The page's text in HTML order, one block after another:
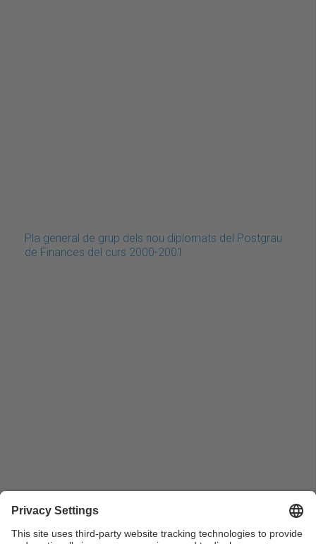
Pla general de grup dels nou diplomats del Postgrau
de Finances del curs 2000-2001